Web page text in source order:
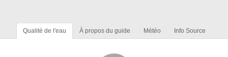
Qualité de l'eau À propos du guide Météo Info Source